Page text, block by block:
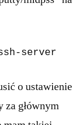
server
o ustawienie
za głównym